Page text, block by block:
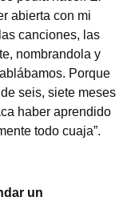
abierta con mi
canciones, las
nombrandola y
Porque
seis, siete meses
haber aprendido
todo cuaja”.
un